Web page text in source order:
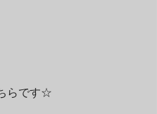
らです☆